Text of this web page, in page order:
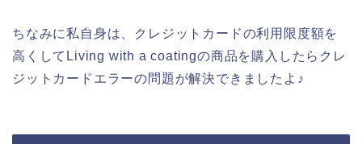
ちなみに私自身は、クレジットカードの利用限度額を
高くしてLiving with a coatingの商品を購入したらクレ
ジットカードエラーの問題が解決できましたよ♪